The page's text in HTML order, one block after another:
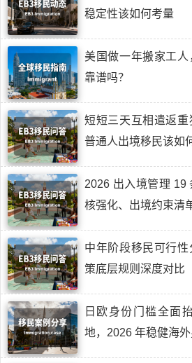
稳定性该如何考量
美国做一年搬家工人
靠谱吗？
短短三天互相遣返重
普通人出境移民该如
2026 出入境管理 19
核强化、出境约束清
中年阶段移民可行
策底层规则深度对比
日欧身份门槛全面
地，2026 年稳健海外